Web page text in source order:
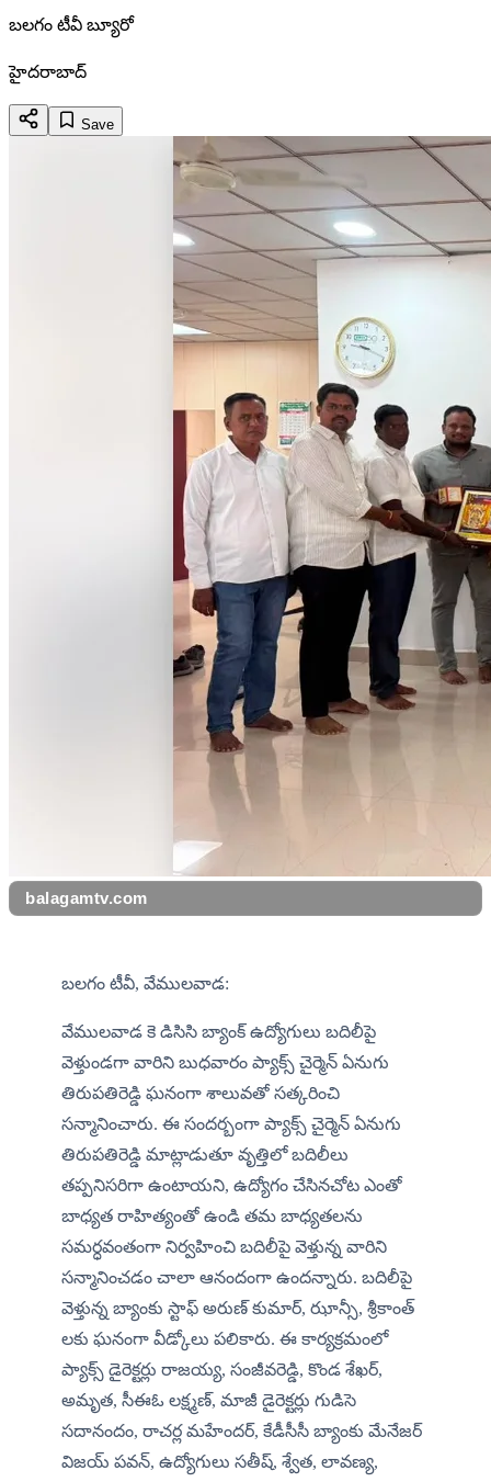
బలగం టీవీ బ్యూరో
హైదరాబాద్
Save
balagamtv.com
బలగం టీవీ, వేములవాడ:
వేములవాడ కె డిసిసి బ్యాంక్ ఉద్యోగులు బదిలీపై
వెళ్తుండగా వారిని బుధవారం ప్యాక్స్ చైర్మెన్ ఏనుగు
తిరుపతిరెడ్డి ఘనంగా శాలువతో సత్కరించి
సన్మానించారు. ఈ సందర్బంగా ప్యాక్స్ చైర్మెన్ ఏనుగు
తిరుపతిరెడ్డి మాట్లాడుతూ వృత్తిలో బదిలీలు
తప్పనిసరిగా ఉంటాయని, ఉద్యోగం చేసినచోట ఎంతో
బాధ్యత రాహిత్యంతో ఉండి తమ బాధ్యతలను
సమర్ధవంతంగా నిర్వహించి బదిలీపై వెళ్తున్న వారిని
సన్మానించడం చాలా ఆనందంగా ఉందన్నారు. బదిలీపై
వెళ్తున్న బ్యాంకు స్టాఫ్ అరుణ్ కుమార్, ఝాన్సీ, శ్రీకాంత్
లకు ఘనంగా వీడ్కోలు పలికారు. ఈ కార్యక్రమంలో
ప్యాక్స్ డైరెక్టర్లు రాజయ్య, సంజీవరెడ్డి, కొండ శేఖర్,
అమృత, సీఈఓ లక్ష్మణ్, మాజీ డైరెక్టర్లు గుడిసె
సదానందం, రాచర్ల మహేందర్, కేడీసీసీ బ్యాంకు మేనేజర్
విజయ్ పవన్, ఉద్యోగులు సతీష్, శ్వేత, లావణ్య,